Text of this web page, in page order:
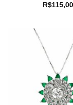
R$115,00